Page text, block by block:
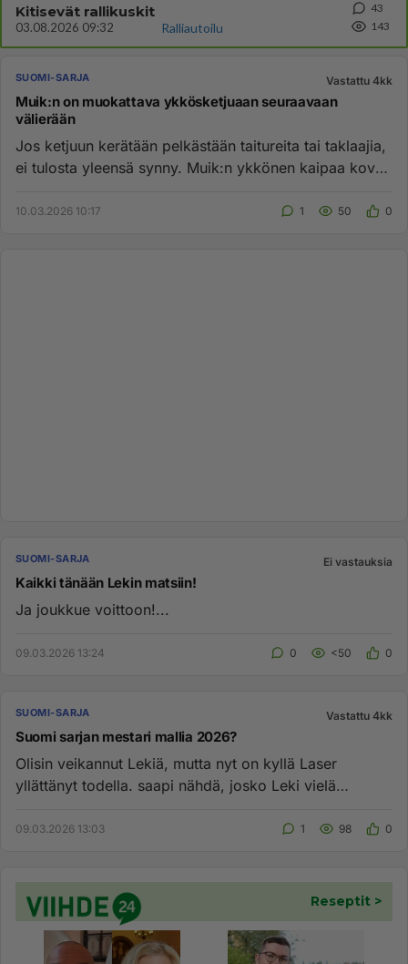
Kitisevät rallikuskit
03.08.2026 09:32 Ralliautoilu
43
143
SUOMI-SARJA Vastattu 4kk
Muik:n on muokattava ykkösketjuaan seuraavaan
välierään
Jos ketjuun kerätään pelkästään taitureita tai taklaajia,
ei tulosta yleensä synny. Muik:n ykkönen kaipaa kovaa
10.03.2026 10:17 1 50 0
SUOMI-SARJA Ei vastauksia
Kaikki tänään Lekin matsiin!
Ja joukkue voittoon!...
09.03.2026 13:24 0 <50 0
SUOMI-SARJA Vastattu 4kk
Suomi sarjan mestari mallia 2026?
Olisin veikannut Lekiä, mutta nyt on kyllä Laser
yllättänyt todella. saapi nähdä, josko Leki vielä
09.03.2026 13:03 1 98 0